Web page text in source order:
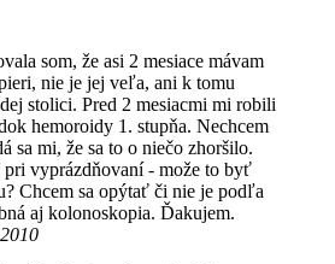
som, že asi 2 mesiace mávam
nie je jej veľa, ani k tomu
stolici. Pred 2 mesiacmi mi robili
hemoroidy 1. stupňa. Nechcem
sa mi, že sa to o niečo zhoršilo.
vyprázdňovaní - može to byť
Chcem sa opýtať či nie je podľa
aj kolonoskopia. Ďakujem.